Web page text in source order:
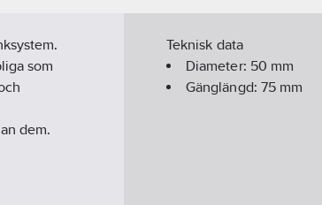
som
dem.
Teknisk data
Diameter: 50 mm
Gänglängd: 75 mm